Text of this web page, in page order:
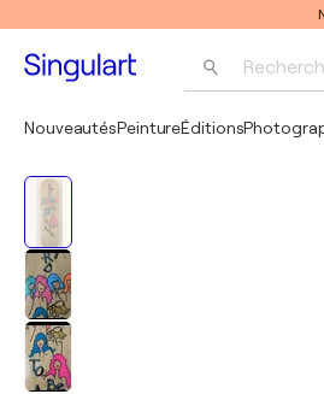
NouveautésPeintureÉditions